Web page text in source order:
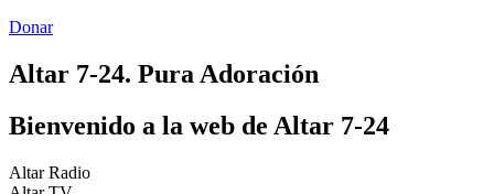
Donar
Altar 7-24. Pura Adoración
Bienvenido a la web de Altar 7-24
Altar Radio